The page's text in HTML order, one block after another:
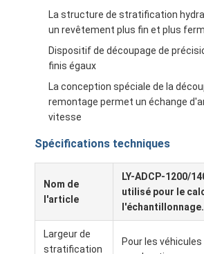
La structure de stratification
un revêtement plus fin et plus
Dispositif de découpage de
finis égaux
La conception spéciale de la
remontage permet un échange
vitesse
Spécifications techniques
Nom de
l'article
LY-ADCP-1200/
utilisé pour le
l'échantillonnage.
Largeur de
stratification
Pour les